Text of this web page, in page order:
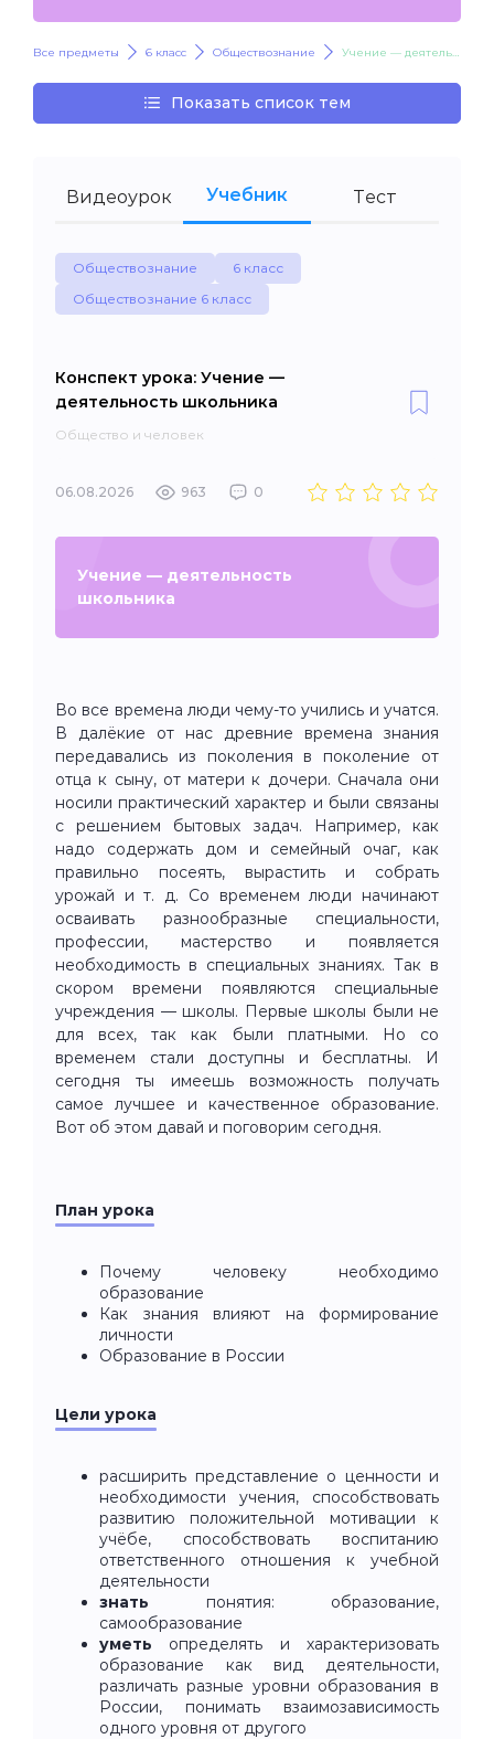
Все предметы 6 класс Обществознание Учение — деятельность школьника
Показать список тем
Видеоурок Учебник Тест
Обществознание
6 класс
Обществознание 6 класс
Конспект урока: Учение —
деятельность школьника
Общество и человек
06.08.2026 963 0
Учение — деятельность
школьника
Во все времена люди чему-то учились и учатся.
В далёкие от нас древние времена знания
передавались из поколения в поколение от
отца к сыну, от матери к дочери. Сначала они
носили практический характер и были связаны
с решением бытовых задач. Например, как
надо содержать дом и семейный очаг, как
правильно посеять, вырастить и собрать
урожай и т. д. Со временем люди начинают
осваивать разнообразные специальности,
профессии, мастерство и появляется
необходимость в специальных знаниях. Так в
скором времени появляются специальные
учреждения — школы. Первые школы были не
для всех, так как были платными. Но со
временем стали доступны и бесплатны. И
сегодня ты имеешь возможность получать
самое лучшее и качественное образование.
Вот об этом давай и поговорим сегодня.
План урока
Почему человеку необходимо
образование
Как знания влияют на формирование
личности
Образование в России
Цели урока
расширить представление о ценности и
необходимости учения, способствовать
развитию положительной мотивации к
учёбе, способствовать воспитанию
ответственного отношения к учебной
деятельности
знать понятия: образование,
самообразование
уметь определять и характеризовать
образование как вид деятельности,
различать разные уровни образования в
России, понимать взаимозависимость
одного уровня от другого